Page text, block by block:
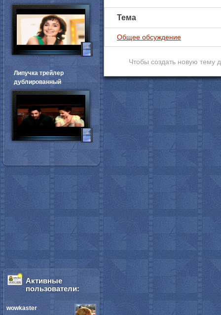
Тема
Общее обсуждение
Чтобы создать новую тему
Липучка трейлер
дублированный
Активные
пользователи:
wowkaster